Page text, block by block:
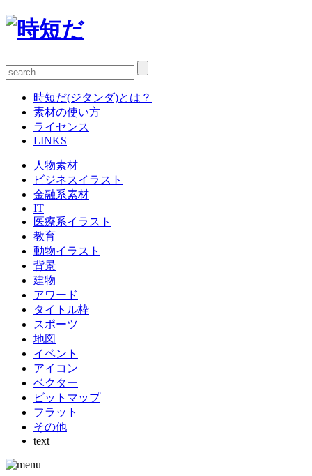
時短だ(ジタンダ)とは？
素材の使い方
ライセンス
LINKS
人物素材
ビジネスイラスト
金融系素材
IT
医療系イラスト
教育
動物イラスト
背景
建物
アワード
タイトル枠
スポーツ
地図
イベント
アイコン
ベクター
ビットマップ
フラット
その他
text